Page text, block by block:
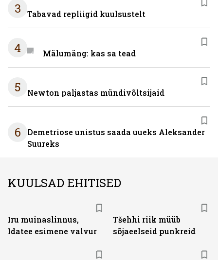
3 Tabavad repliigid kuulsustelt
4 Mälumäng: kas sa tead
5 Newton paljastas mündivõltsijaid
6
Demetriose unistus saada uueks Aleksander
Suureks
KUULSAD EHITISED
Iru muinaslinnus,
Idatee esimene valvur
Tšehhi riik müüb
sõjaeelseid punkreid